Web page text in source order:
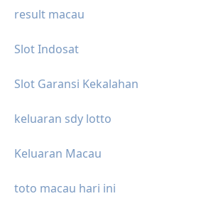
result macau
Slot Indosat
Slot Garansi Kekalahan
keluaran sdy lotto
Keluaran Macau
toto macau hari ini